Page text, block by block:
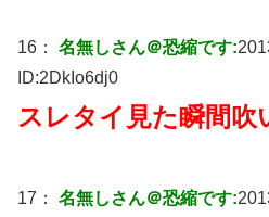
16： 名無しさん＠恐縮です:
ID:2DkIo6dj0
スレタイ見た瞬間吹
17： 名無しさん＠恐縮です: